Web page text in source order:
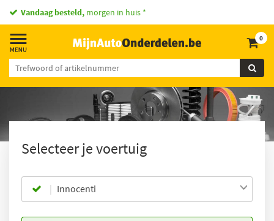
Vandaag besteld, morgen in huis *
0
Selecteer je voertuig
Innocenti